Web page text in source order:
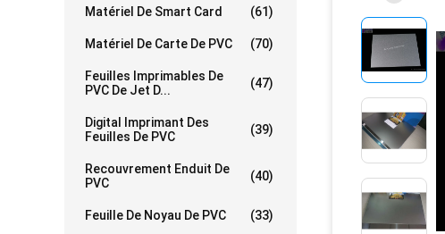
Matériel De Smart Card (61)
Matériel De Carte De PVC (70)
Feuilles Imprimables De
PVC De Jet D...
(47)
Digital Imprimant Des
Feuilles De PVC
(39)
Recouvrement Enduit De
PVC
(40)
Feuille De Noyau De PVC (33)